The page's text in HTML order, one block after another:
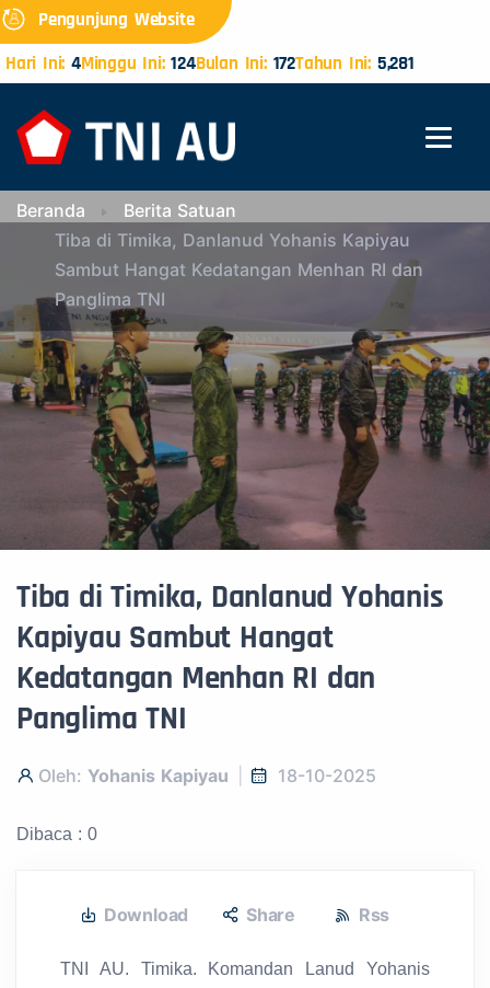
Pengunjung Website
Hari Ini: 4Minggu Ini:124Bulan Ini:172Tahun Ini: 5,281
Beranda
Berita Satuan
Tiba di Timika, Danlanud Yohanis Kapiyau
Sambut Hangat Kedatangan Menhan RI dan
Panglima TNI
Tiba di Timika, Danlanud Yohanis
Kapiyau Sambut Hangat
Kedatangan Menhan RI dan
Panglima TNI
Oleh: Yohanis Kapiyau 18-10-2025
Dibaca : 0
Download Share Rss
TNI AU. Timika. Komandan Lanud Yohanis